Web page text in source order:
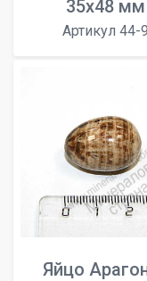
35х48 мм
Артикул 44-9
Яйцо